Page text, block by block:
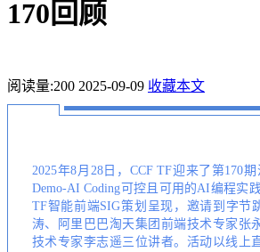
170回顾
阅读量:200 2025-09-09 收藏本文
2025年8月28日，CCF TF迎来了第170
Demo-AI Coding可控且可用的AI编程实
TF智能前端SIG策划呈现，邀请到字节
涛、阿里巴巴淘天集团前端技术专家张
技术专家李志遥三位讲者。活动以线上